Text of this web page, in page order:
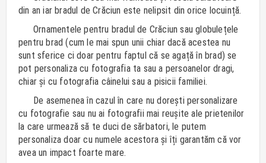
din an iar bradul de Crăciun este nelipsit din orice locuință.
Ornamentele pentru bradul de Crăciun sau globulețele
pentru brad (cum le mai spun unii chiar dacă acestea nu
sunt sferice ci doar pentru faptul că se agață în brad) se
pot personaliza cu fotografia ta sau a persoanelor dragi,
chiar și cu fotografia câinelui sau a pisicii familiei.
De asemenea în cazul în care nu dorești personalizare
cu fotografie sau nu ai fotografii mai reușite ale prietenilor
la care urmează să te duci de sărbatori, le putem
personaliza doar cu numele acestora și îți garantăm că vor
avea un impact foarte mare.